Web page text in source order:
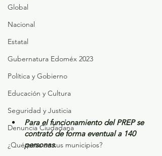
Global
Nacional
Estatal
Gubernatura Edoméx 2023
Política y Gobierno
Educación y Cultura
Seguridad y Justicia
Denuncia Ciudadana
¿Qué pasa en tus municipios?
Para el funcionamiento del PREP se
contrató de forma eventual a 140
personas.